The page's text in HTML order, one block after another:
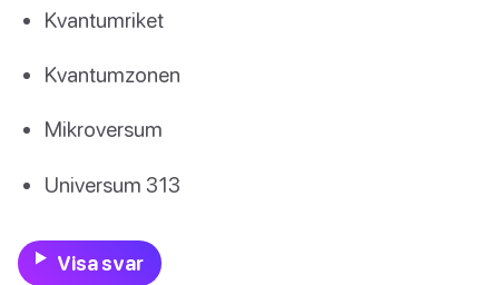
Kvantumriket
Kvantumzonen
Mikroversum
Universum 313
Visa svar